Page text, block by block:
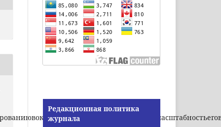
Редакционная политика
журнала